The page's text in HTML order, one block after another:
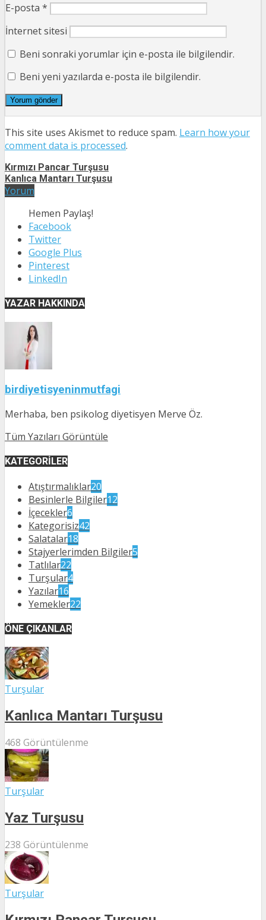
E-posta *
İnternet sitesi
Beni sonraki yorumlar için e-posta ile bilgilendir.
Beni yeni yazılarda e-posta ile bilgilendir.
This site uses Akismet to reduce spam. Learn how your
comment data is processed.
Kırmızı Pancar Turşusu
Kanlıca Mantarı Turşusu
Yorum
Hemen Paylaş!
Facebook
Twitter
Google Plus
Pinterest
LinkedIn
YAZAR HAKKINDA
birdiyetisyeninmutfagi
Merhaba, ben psikolog diyetisyen Merve Öz.
Tüm Yazıları Görüntüle
KATEGORILER
Atıştırmalıklar20
Besinlerle Bilgiler12
İçecekler6
Kategorisiz42
Salatalar18
Stajyerlerimden Bilgiler5
Tatlılar22
Turşular4
Yazılar16
Yemekler22
ÖNE ÇIKANLAR
Turşular
Kanlıca Mantarı Turşusu
468 Görüntülenme
Turşular
Yaz Turşusu
238 Görüntülenme
Turşular